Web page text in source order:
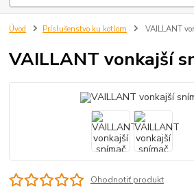
Úvod Príslušenstvo ku kotlom VAILLANT
VAILLANT vonkajší
Ohodnotiť produkt